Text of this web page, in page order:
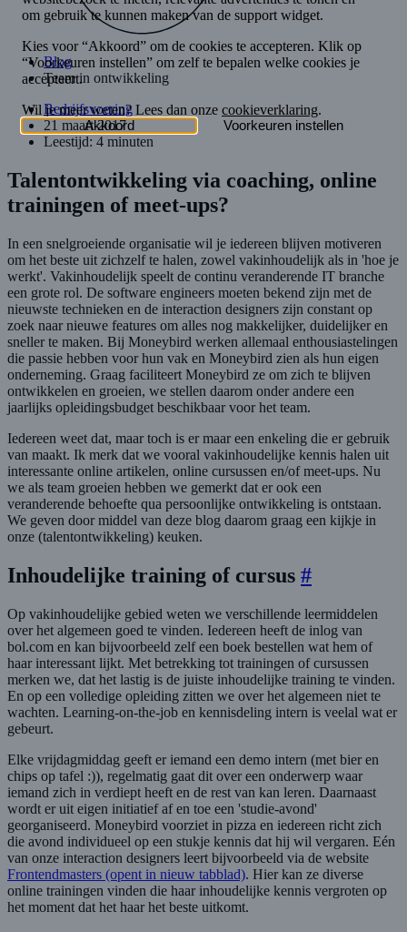
Blog
Team in ontwikkeling
Bedrijfsvoering
21 maart 2017
Leestijd: 4 minuten
Talentontwikkeling via coaching, online
trainingen of meet-ups?
In een snelgroeiende organisatie wil je iedereen blijven motiveren
om het beste uit zichzelf te halen, zowel vakinhoudelijk als in 'hoe je
werkt'. Vakinhoudelijk speelt de continu veranderende IT branche
een grote rol. De software engineers moeten bekend zijn met de
nieuwste technieken en de interaction designers zijn constant op
zoek naar nieuwe features om alles nog makkelijker, duidelijker en
sneller te maken. Bij Moneybird werken allemaal enthousiastelingen
die passie hebben voor hun vak en Moneybird zien als hun eigen
onderneming. Graag faciliteert Moneybird ze om zich te blijven
ontwikkelen en groeien, we stellen daarom onder andere een
jaarlijks opleidingsbudget beschikbaar voor het team.
Iedereen weet dat, maar toch is er maar een enkeling die er gebruik
van maakt. Ik merk dat we vooral vakinhoudelijke kennis halen uit
interessante online artikelen, online cursussen en/of meet-ups. Nu
we als team groeien hebben we gemerkt dat er ook een
veranderende behoefte qua persoonlijke ontwikkeling is ontstaan.
We geven door middel van deze blog daarom graag een kijkje in
onze (talentontwikkeling) keuken.
Inhoudelijke training of cursus #
Op vakinhoudelijke gebied weten we verschillende leermiddelen
over het algemeen goed te vinden. Iedereen heeft de inlog van
bol.com en kan bijvoorbeeld zelf een boek bestellen wat hem of
haar interessant lijkt. Met betrekking tot trainingen of cursussen
merken we, dat het lastig is de juiste inhoudelijke training te vinden.
En op een volledige opleiding zitten we over het algemeen niet te
wachten. Learning-on-the-job en kennisdeling intern is veelal wat er
gebeurt.
Elke vrijdagmiddag geeft er iemand een demo intern (met bier en
chips op tafel :)), regelmatig gaat dit over een onderwerp waar
iemand zich in verdiept heeft en de rest van kan leren. Daarnaast
wordt er uit eigen initiatief af en toe een 'studie-avond'
georganiseerd. Moneybird voorziet in pizza en iedereen richt zich
die avond individueel op een stukje kennis dat hij wil vergaren. Eén
van onze interaction designers leert bijvoorbeeld via de website
Frontendmasters (opent in nieuw tabblad). Hier kan ze diverse
online trainingen vinden die haar inhoudelijke kennis vergroten op
het moment dat het haar het beste uitkomt.